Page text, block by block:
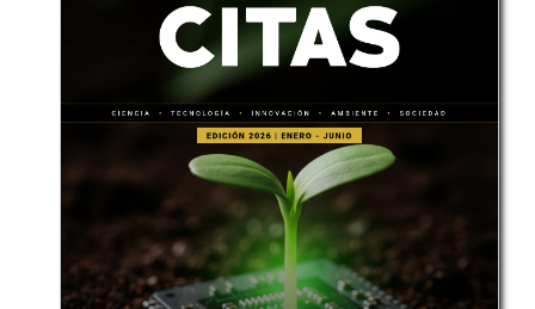
Editora Asociada: Magtr. Leni Viviana Murcia Naranjo
EBSCO, Latindex, Dialnet, Redib, Directory of Open
Access Journal (DOAJ).